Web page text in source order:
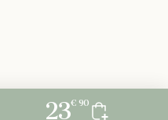
23€ 90